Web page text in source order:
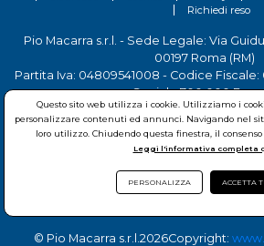
Richiedi reso
Pio Macarra s.r.l. - Sede Legale: Via
00197 Roma (RM)
Partita Iva: 04809541008 - Codice
Sociale 700.000 Euro
Tel.06 81156444- Sede Operativa: Via
San Cesareo (RM)
© Pio Macarra s.r.l.2026Copyright:
Questo sito web utilizza i cookie. Utilizziamo i
personalizzare contenuti ed annunci. Navigando nel
loro utilizzo. Chiudendo questa finestra, il consenso
Leggi l'informativa completa
PERSONALIZZA ACCETTA